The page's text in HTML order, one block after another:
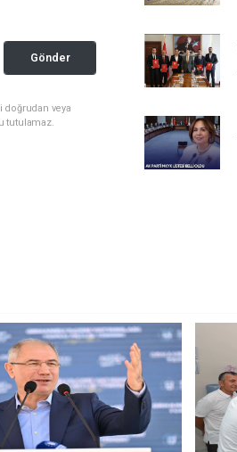
Gönder
doğrudan veya
tutulamaz.